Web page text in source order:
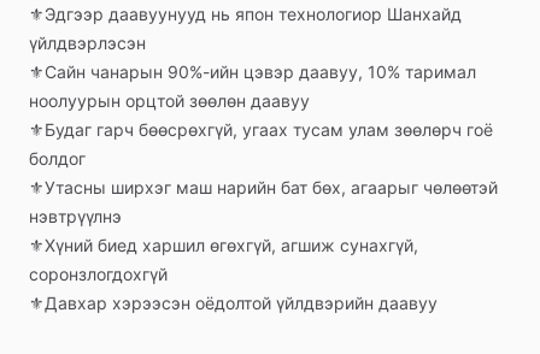
⚜️Эдгээр даавуунууд нь япон технологиор Шанхайд
үйлдвэрлэсэн
⚜️Сайн чанарын 90%-ийн цэвэр даавуу, 10% таримал
ноолуурын орцтой зөөлөн даавуу
⚜️Будаг гарч бөөсрөхгүй, угаах тусам улам зөөлөрч гоё
болдог
⚜️Утасны ширхэг маш нарийн бат бөх, агаарыг чөлөөтэй
нэвтрүүлнэ
⚜️Хүний биед харшил өгөхгүй, агшиж сунахгүй,
соронзлогдохгүй
⚜️Давхар хэрээсэн оёдолтой үйлдвэрийн даавуу